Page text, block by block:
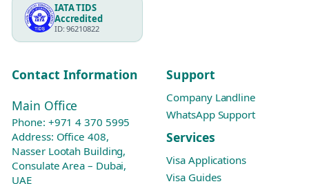
IATA TIDS
Accredited
ID: 96210822
Contact Information
Main Office
Phone: +971 4 370 5995
Address: Office 408,
Nasser Lootah Building,
Consulate Area – Dubai,
UAE
Support
Company Landline
WhatsApp Support
Services
Visa Applications
Visa Guides